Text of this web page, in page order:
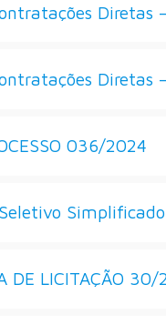
Diretas
Diretas
036/2024
Seletivo
DE LICITAÇÃO 30/